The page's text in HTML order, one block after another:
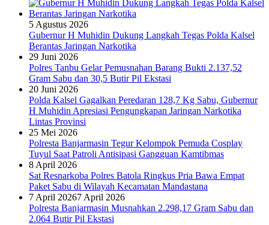
5 Agustus 2026
Gubernur H Muhidin Dukung Langkah Tegas Polda Kalsel
Berantas Jaringan Narkotika
29 Juni 2026
Polres Tanbu Gelar Pemusnahan Barang Bukti 2.137,52
Gram Sabu dan 30,5 Butir Pil Ekstasi
20 Juni 2026
Polda Kalsel Gagalkan Peredaran 128,7 Kg Sabu, Gubernur
H Muhidin Apresiasi Pengungkapan Jaringan Narkotika
Lintas Provinsi
25 Mei 2026
Polresta Banjarmasin Tegur Kelompok Pemuda Cosplay
Tuyul Saat Patroli Antisipasi Gangguan Kamtibmas
8 April 2026
Sat Resnarkoba Polres Batola Ringkus Pria Bawa Empat
Paket Sabu di Wilayah Kecamatan Mandastana
7 April 20267 April 2026
Polresta Banjarmasin Musnahkan 2.298,17 Gram Sabu dan
2.064 Butir Pil Ekstasi